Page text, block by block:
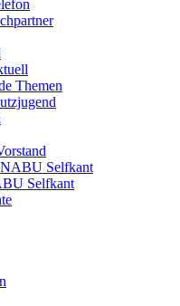
Themen
Selfkant
Selfkant